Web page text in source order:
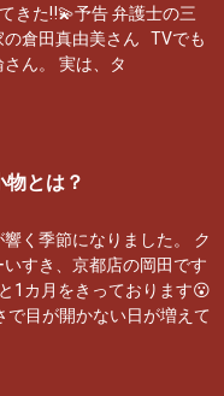
きた‼💫予告 弁護士の三
の倉田真由美さん TVでも
ん。 実は、タ
とは？
く季節になりました。 ク
すき、京都店の岡田です
1カ月をきっております😮
で目が開かない日が増えて